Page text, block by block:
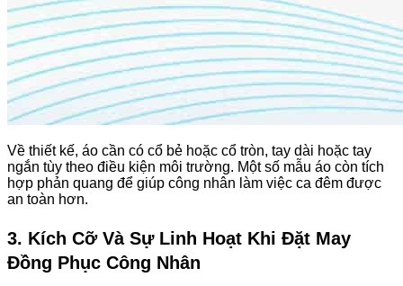
Về thiết kế, áo cần có cổ bẻ hoặc cổ tròn, tay dài hoặc tay
ngắn tùy theo điều kiện môi trường. Một số mẫu áo còn tích
hợp phản quang để giúp công nhân làm việc ca đêm được
an toàn hơn.
3. Kích Cỡ Và Sự Linh Hoạt Khi Đặt May
Đồng Phục Công Nhân